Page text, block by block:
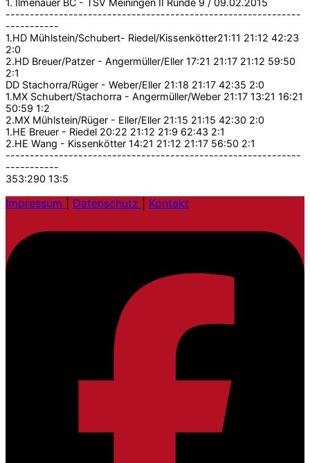
-------------------------------------------------------------
-----------
1.HD Mühlstein/Schubert- Riedel/Kissenkötter21:11 21:12 42:23
2:0
2.HD Breuer/Patzer - Angermüller/Eller 17:21 21:17 21:12 59:50
2:1
DD Stachorra/Rüger - Weber/Eller 21:18 21:17 42:35 2:0
1.MX Schubert/Stachorra - Angermüller/Weber 21:17 13:21 16:21
50:59 1:2
2.MX Mühlstein/Rüger - Eller/Eller 21:15 21:15 42:30 2:0
1.HE Breuer - Riedel 20:22 21:12 21:9 62:43 2:1
2.HE Wang - Kissenkötter 14:21 21:12 21:17 56:50 2:1
-------------------------------------------------------------
-----------
353:290 13:5
Impressum Datenschutz Kontakt